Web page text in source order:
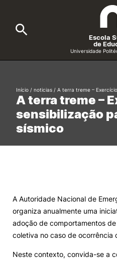
Cursos
Candidatos
Alunos
Escola
de
Universidade
Search
Formative Offer
A terra treme –
sensibilização
sísmico
Início / noticias / A terra treme –
A Autoridade Nacional de
organiza anualmente uma
adoção de comportamentos
coletiva no caso de ocorrência
Neste contexto, convida-se a